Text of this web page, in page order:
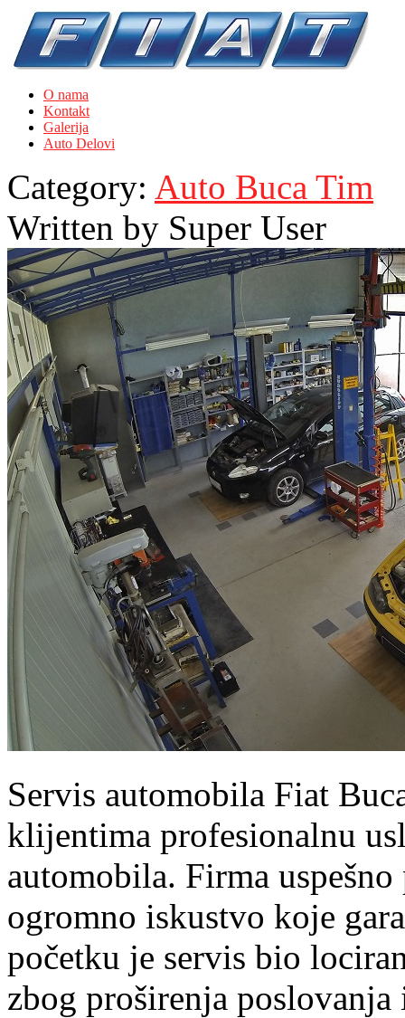
O nama
Kontakt
Galerija
Auto Delovi
Category: Auto Buca Tim
Written by Super User
Servis automobila Fiat
klijentima profesionalnu
automobila. Firma
ogromno iskustvo koje
početku je servis bio
zbog proširenja poslovanja